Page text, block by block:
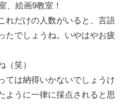
、絵画9教室！
れだけの人数がいると、言語
たでしょうね。いやはやお疲
（笑）
ては納得いかないでしょうけ
ように一律に採点されると思